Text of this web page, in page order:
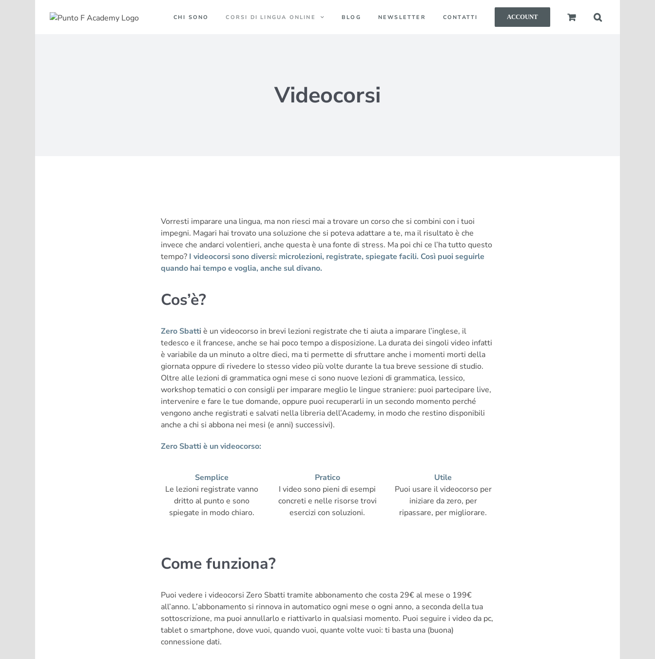
CHI SONO CORSI DI LINGUA ONLINE BLOG NEWSLETTER CONTATTI ACCOUNT
Videocorsi
Vorresti imparare una lingua, ma non riesci mai a trovare un corso che si combini con i tuoi
impegni. Magari hai trovato una soluzione che si poteva adattare a te, ma il risultato è che
invece che andarci volentieri, anche questa è una fonte di stress. Ma poi chi ce l’ha tutto questo
tempo? I videocorsi sono diversi: microlezioni, registrate, spiegate facili. Così puoi seguirle
quando hai tempo e voglia, anche sul divano.
Cos’è?
Zero Sbattiè un videocorso in brevi lezioni registrate che ti aiuta a imparare l’inglese, il
tedesco e il francese, anche se hai poco tempo a disposizione. La durata dei singoli video infatti
è variabile da un minuto a oltre dieci, ma ti permette di sfruttare anche i momenti morti della
giornata oppure di rivedere lo stesso video più volte durante la tua breve sessione di studio.
Oltre alle lezioni di grammatica ogni mese ci sono nuove lezioni di grammatica, lessico,
workshop tematici o con consigli per imparare meglio le lingue straniere: puoi partecipare live,
intervenire e fare le tue domande, oppure puoi recuperarli in un secondo momento perché
vengono anche registrati e salvati nella libreria dell’Academy, in modo che restino disponibili
anche a chi si abbona nei mesi (e anni) successivi).
Zero Sbatti è un videocorso:
Semplice
Le lezioni registrate vanno
dritto al punto e sono
spiegate in modo chiaro.
Pratico
I video sono pieni di esempi
concreti e nelle risorse trovi
esercizi con soluzioni.
Utile
Puoi usare il videocorso per
iniziare da zero, per
ripassare, per migliorare.
Come funziona?
Puoi vedere i videocorsi Zero Sbatti tramite abbonamento che costa 29€ al mese o 199€
all’anno. L’abbonamento si rinnova in automatico ogni mese o ogni anno, a seconda della tua
sottoscrizione, ma puoi annullarlo e riattivarlo in qualsiasi momento. Puoi seguire i video da pc,
tablet o smartphone, dove vuoi, quando vuoi, quante volte vuoi: ti basta una (buona)
connessione dati.